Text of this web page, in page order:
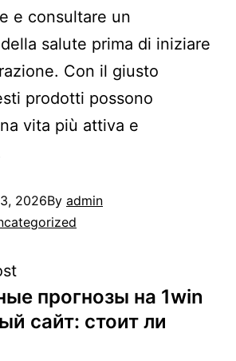
e consultare un
salute prima di iniziare
Con il giusto
prodotti possono
vita più attiva e
2026By admin
прогнозы на 1win
сайт: стоит ли